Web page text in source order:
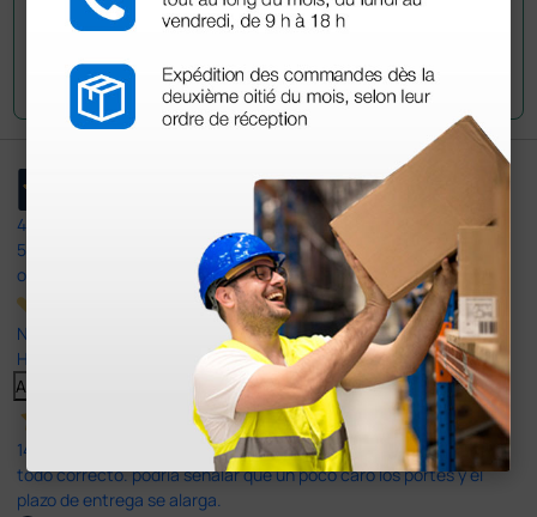
Envía tu pregunta
4,4
597
opiniones
Nuestras reseñas de 4 y 5 estrellas.
Haga clic aquí para leerlos todos >
Anterior
14 Jul 2026
todo correcto. podria señalar que un poco caro los portes y el
plazo de entrega se alarga.